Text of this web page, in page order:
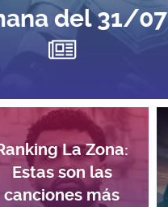
del 31/07
La Zona:
Estas son las
canciones más